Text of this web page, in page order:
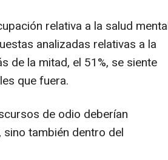
relativa a la salud
analizadas relativas a la
de la mitad, el 51%, se siente
que fuera.
de odio deberían
también dentro del